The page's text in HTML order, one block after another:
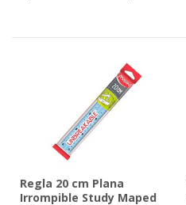
Regla 20 cm Plana
Irrompible Study Maped